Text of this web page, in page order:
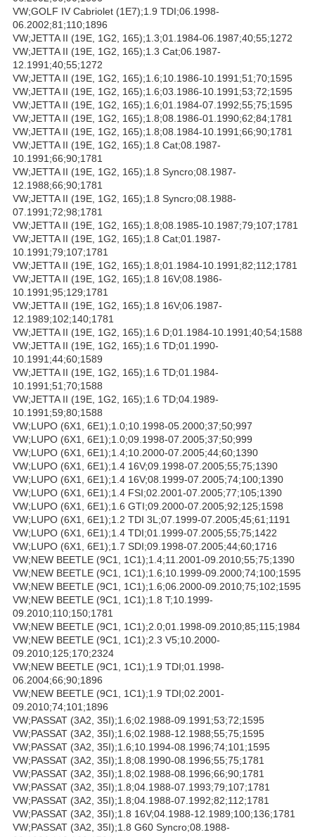
VW;GOLF IV Cabriolet (1E7);1.9 TDI;06.1998-
06.2002;81;110;1896
VW;JETTA II (19E, 1G2, 165);1.3;01.1984-06.1987;40;55;1272
VW;JETTA II (19E, 1G2, 165);1.3 Cat;06.1987-
12.1991;40;55;1272
VW;JETTA II (19E, 1G2, 165);1.6;10.1986-10.1991;51;70;1595
VW;JETTA II (19E, 1G2, 165);1.6;03.1986-10.1991;53;72;1595
VW;JETTA II (19E, 1G2, 165);1.6;01.1984-07.1992;55;75;1595
VW;JETTA II (19E, 1G2, 165);1.8;08.1986-01.1990;62;84;1781
VW;JETTA II (19E, 1G2, 165);1.8;08.1984-10.1991;66;90;1781
VW;JETTA II (19E, 1G2, 165);1.8 Cat;08.1987-
10.1991;66;90;1781
VW;JETTA II (19E, 1G2, 165);1.8 Syncro;08.1987-
12.1988;66;90;1781
VW;JETTA II (19E, 1G2, 165);1.8 Syncro;08.1988-
07.1991;72;98;1781
VW;JETTA II (19E, 1G2, 165);1.8;08.1985-10.1987;79;107;1781
VW;JETTA II (19E, 1G2, 165);1.8 Cat;01.1987-
10.1991;79;107;1781
VW;JETTA II (19E, 1G2, 165);1.8;01.1984-10.1991;82;112;1781
VW;JETTA II (19E, 1G2, 165);1.8 16V;08.1986-
10.1991;95;129;1781
VW;JETTA II (19E, 1G2, 165);1.8 16V;06.1987-
12.1989;102;140;1781
VW;JETTA II (19E, 1G2, 165);1.6 D;01.1984-10.1991;40;54;1588
VW;JETTA II (19E, 1G2, 165);1.6 TD;01.1990-
10.1991;44;60;1589
VW;JETTA II (19E, 1G2, 165);1.6 TD;01.1984-
10.1991;51;70;1588
VW;JETTA II (19E, 1G2, 165);1.6 TD;04.1989-
10.1991;59;80;1588
VW;LUPO (6X1, 6E1);1.0;10.1998-05.2000;37;50;997
VW;LUPO (6X1, 6E1);1.0;09.1998-07.2005;37;50;999
VW;LUPO (6X1, 6E1);1.4;10.2000-07.2005;44;60;1390
VW;LUPO (6X1, 6E1);1.4 16V;09.1998-07.2005;55;75;1390
VW;LUPO (6X1, 6E1);1.4 16V;08.1999-07.2005;74;100;1390
VW;LUPO (6X1, 6E1);1.4 FSI;02.2001-07.2005;77;105;1390
VW;LUPO (6X1, 6E1);1.6 GTI;09.2000-07.2005;92;125;1598
VW;LUPO (6X1, 6E1);1.2 TDI 3L;07.1999-07.2005;45;61;1191
VW;LUPO (6X1, 6E1);1.4 TDI;01.1999-07.2005;55;75;1422
VW;LUPO (6X1, 6E1);1.7 SDI;09.1998-07.2005;44;60;1716
VW;NEW BEETLE (9C1, 1C1);1.4;11.2001-09.2010;55;75;1390
VW;NEW BEETLE (9C1, 1C1);1.6;10.1999-09.2000;74;100;1595
VW;NEW BEETLE (9C1, 1C1);1.6;06.2000-09.2010;75;102;1595
VW;NEW BEETLE (9C1, 1C1);1.8 T;10.1999-
09.2010;110;150;1781
VW;NEW BEETLE (9C1, 1C1);2.0;01.1998-09.2010;85;115;1984
VW;NEW BEETLE (9C1, 1C1);2.3 V5;10.2000-
09.2010;125;170;2324
VW;NEW BEETLE (9C1, 1C1);1.9 TDI;01.1998-
06.2004;66;90;1896
VW;NEW BEETLE (9C1, 1C1);1.9 TDI;02.2001-
09.2010;74;101;1896
VW;PASSAT (3A2, 35I);1.6;02.1988-09.1991;53;72;1595
VW;PASSAT (3A2, 35I);1.6;02.1988-12.1988;55;75;1595
VW;PASSAT (3A2, 35I);1.6;10.1994-08.1996;74;101;1595
VW;PASSAT (3A2, 35I);1.8;08.1990-08.1996;55;75;1781
VW;PASSAT (3A2, 35I);1.8;02.1988-08.1996;66;90;1781
VW;PASSAT (3A2, 35I);1.8;04.1988-07.1993;79;107;1781
VW;PASSAT (3A2, 35I);1.8;04.1988-07.1992;82;112;1781
VW;PASSAT (3A2, 35I);1.8 16V;04.1988-12.1989;100;136;1781
VW;PASSAT (3A2, 35I);1.8 G60 Syncro;08.1988-